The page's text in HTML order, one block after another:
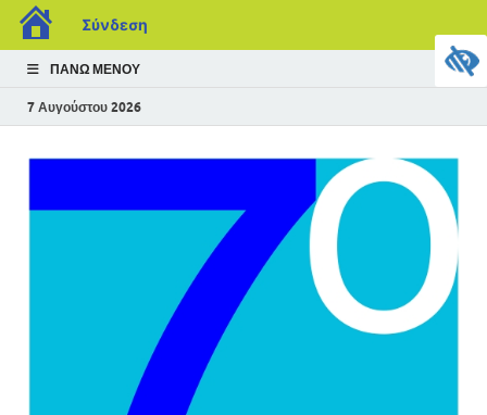
Σύνδεση
ΠΆΝΩ ΜΕΝΟΎ
7 Αυγούστου 2026